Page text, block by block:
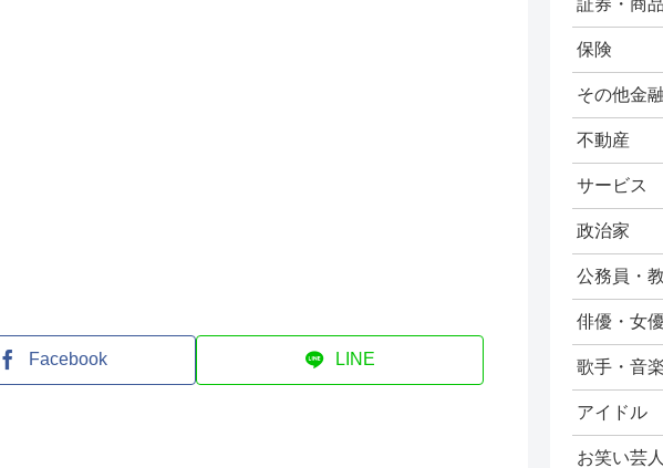
Facebook LINE
保険
その他金融
不動産
サービス
政治家
公務員・
俳優・女
歌手・音
アイドル
お笑い芸